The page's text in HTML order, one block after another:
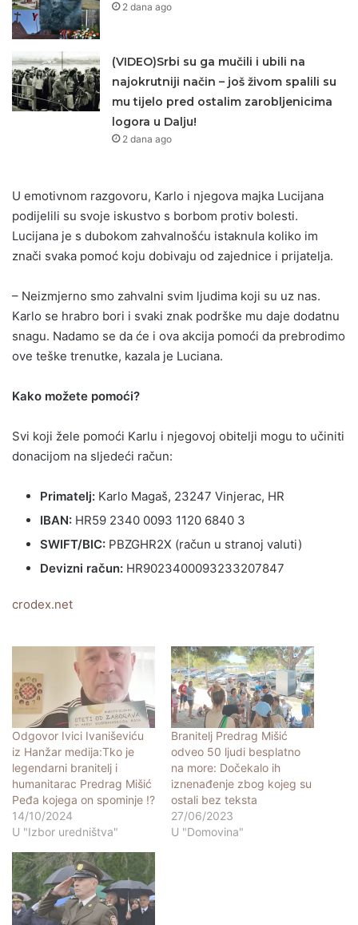
2 dana ago
(VIDEO)Srbi su ga mučili i ubili na
najokrutniji način – još živom spalili su
mu tijelo pred ostalim zarobljenicima
logora u Dalju!
2 dana ago
U emotivnom razgovoru, Karlo i njegova majka Lucijana
podijelili su svoje iskustvo s borbom protiv bolesti.
Lucijana je s dubokom zahvalnošću istaknula koliko im
znači svaka pomoć koju dobivaju od zajednice i prijatelja.
– Neizmjerno smo zahvalni svim ljudima koji su uz nas.
Karlo se hrabro bori i svaki znak podrške mu daje dodatnu
snagu. Nadamo se da će i ova akcija pomoći da prebrodimo
ove teške trenutke, kazala je Luciana.
Kako možete pomoći?
Svi koji žele pomoći Karlu i njegovoj obitelji mogu to učiniti
donacijom na sljedeći račun:
Primatelj: Karlo Magaš, 23247 Vinjerac, HR
IBAN: HR59 2340 0093 1120 6840 3
SWIFT/BIC: PBZGHR2X (račun u stranoj valuti)
Devizni račun: HR9023400093233207847
crodex.net
Odgovor Ivici Ivaniševiću
iz Hanžar medija:Tko je
legendarni branitelj i
humanitarac Predrag Mišić
Peđa kojega on spominje !?
14/10/2024
U "Izbor uredništva"
Branitelj Predrag Mišić
odveo 50 ljudi besplatno
na more: Dočekalo ih
iznenađenje zbog kojeg su
ostali bez teksta
27/06/2023
U "Domovina"